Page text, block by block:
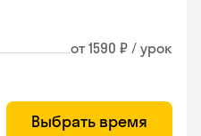
от 1590 ₽ / урок
Выбрать время